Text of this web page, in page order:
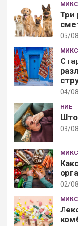
Три
05/
04/
НИЕ
Што
03/
02/